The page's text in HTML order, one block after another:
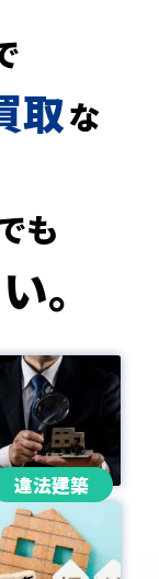
取な
も
。
違法建築